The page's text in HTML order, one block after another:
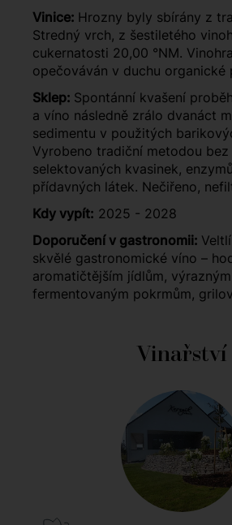
Vinice: Hrozny byly sbírány z
Stredný vrch, z šestiletého
cukernatosti 20,00 °NM.
opečováván v duchu organické
Sklep: Spontánní kvašení
a víno následně zrálo dvanáct
sedimentu v použitých
Vyrobeno tradiční metodou
selektovaných kvasinek,
přídavných látek. Nečiřeno,
Kdy vypít: 2025 - 2028
Doporučení v gastronomii:
skvělé gastronomické víno –
aromatičtějším jídlům,
fermentovaným pokrmům,
Vinařství